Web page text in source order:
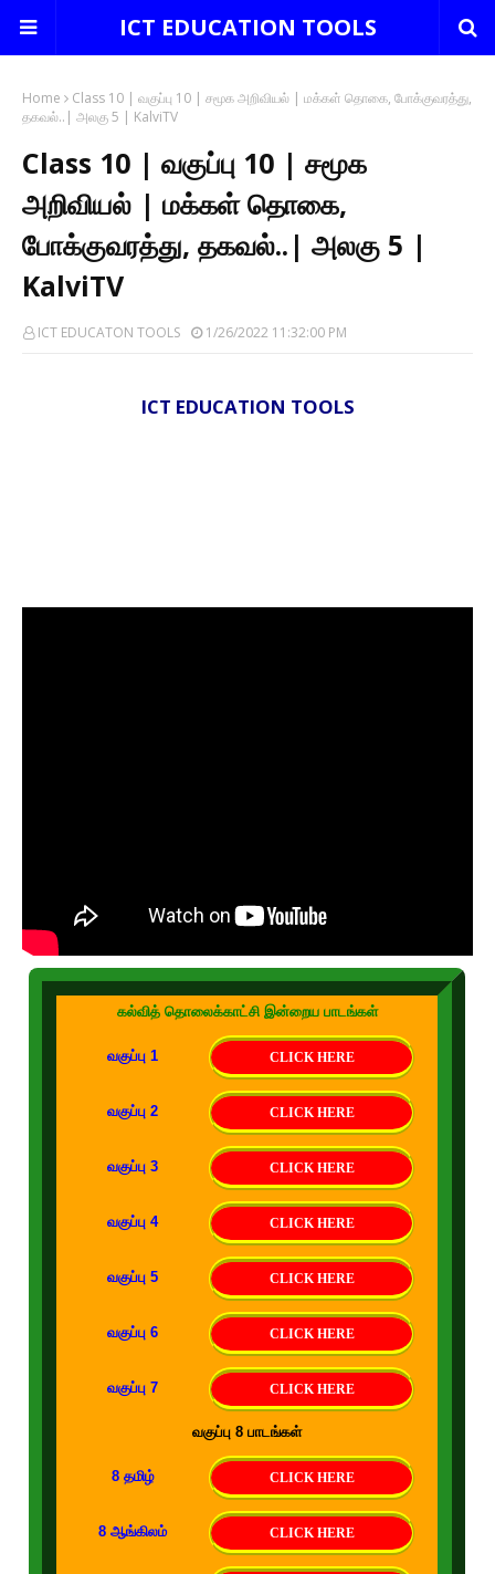
ICT EDUCATION TOOLS
Home
Class 10 | வகுப்பு 10 | சமூக அறிவியல் | மக்கள் தொகை, போக்குவரத்து,
தகவல்..| அலகு 5 | KalviTV
Class 10 | வகுப்பு 10 | சமூக
அறிவியல் | மக்கள் தொகை,
போக்குவரத்து, தகவல்..| அலகு 5 |
KalviTV
ICT EDUCATON TOOLS 1/26/2022 11:32:00 PM
ICT EDUCATION TOOLS
கல்வித் தொலைக்காட்சி இன்றைய பாடங்கள்
வகுப்பு 1 CLICK HERE
வகுப்பு 2 CLICK HERE
வகுப்பு 3 CLICK HERE
வகுப்பு 4 CLICK HERE
வகுப்பு 5 CLICK HERE
வகுப்பு 6 CLICK HERE
வகுப்பு 7 CLICK HERE
வகுப்பு 8 பாடங்கள்
8 தமிழ் CLICK HERE
8 ஆங்கிலம் CLICK HERE